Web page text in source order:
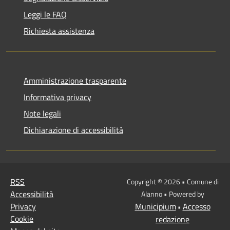
Leggi le FAQ
Richiesta assistenza
Amministrazione trasparente
Informativa privacy
Note legali
Dichiarazione di accessibilità
RSS
Accessibilità
Privacy
Cookie
Copyright © 2026 • Comune di
Alanno • Powered by
Municipium• Accesso
redazione